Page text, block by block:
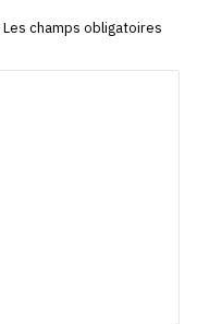
Les champs obligatoires